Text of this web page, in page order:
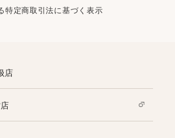
特定商取引法に基づく表示
店